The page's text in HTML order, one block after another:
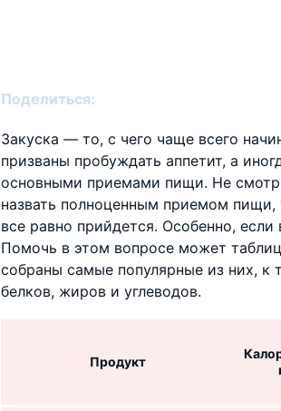
Поделиться:
Закуска — то, с чего чаще всего
призваны пробуждать аппетит, а
основными приемами пищи. Не
назвать полноценным приемом
все равно прийдется. Особенно,
Помочь в этом вопросе может
собраны самые популярные из них,
белков, жиров и углеводов.
Продукт